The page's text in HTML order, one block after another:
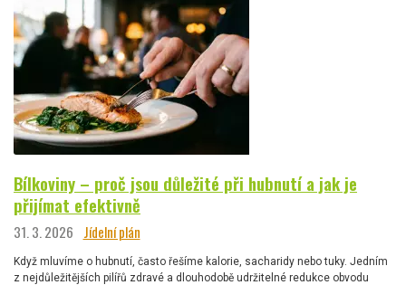
Bílkoviny – proč jsou důležité při hubnutí a jak je
přijímat efektivně
31. 3. 2026 Jídelní plán
Když mluvíme o hubnutí, často řešíme kalorie, sacharidy nebo tuky. Jedním
z nejdůležitějších pilířů zdravé a dlouhodobě udržitelné redukce obvodu